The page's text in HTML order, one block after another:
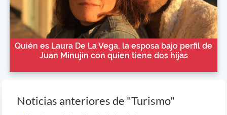
Quién es Laura De La Vega, la esposa bajo perfil de
Juan Minujín con quien tiene dos hijas
Noticias anteriores de "Turismo"